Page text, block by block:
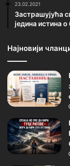
23.02.2021
Застрашујућа
једина истина о
Најновији